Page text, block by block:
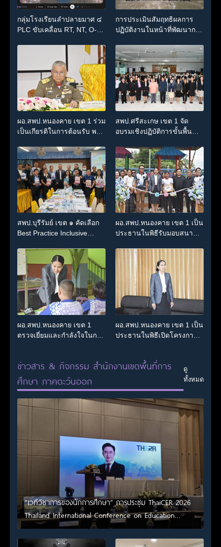
กลุ่มโรงเรียนลำปลายมาศ ๔
PLC ขับเคลื่อน RT, NT, O-
การประเมินสัมฤทธิผลการ
ปฏิบัติงานในหน้าที่พัฒนาการ
การสถานศึกษา
ผอ.สพป.หนองคาย เขต 1 ร่วม
เป็นเกียรติในการต้อนรับ พล
องคมนตรี ประธานกรรมการ
บริหารมูลนิธิราชประชานุ
เคราะห์ ในพระบรม
ราชูปถัมภ์ ไปตรวจเยี่ยม
โรงเรียนราชประชานุ
เคราะห์ 14
สพป.ศรีสะเกษ เขต 1 จัด
อบรมเชิงปฏิบัติการขั้นพื้น
วิทยาศาสตร์น้อย ประเทศไทย
ระดับปฐมวัย
สพป.บุรีรัมย์ เขต ๑ คัดเลือก
Best Practice Inclusive
ผอ.สพป.หนองคาย เขต 1 เป็น
ประธานในพิธีรับมอบสนาม
โครงการอาหารกลางวัน
โรงเรียนสระใครไชยานุ
เคราะห์
ผอ.สพป.หนองคาย เขต 1
ตรวจเยี่ยมและกำลังใจในการ
ผอ.สพป.หนองคาย เขต 1 เป็น
ประธานในพิธีเปิดโครงการ
ติดในสถานศึกษา ประจำ
ปีงบประมาณ พ.ศ.2569
(OBEC Sharing Happiness
Camp : OSH Camp)
ข่าวสาร & กิจกรรม สำนักงานเขตพื้นที่การ
ศึกษา ภาคตะวันออก
ดู
ทั้งหมด
“เวทีวิชาการของนักการศึกษา” การประชุม ThaiCER 2026
Thailand International Conference on Education
Research (ThaiCER) 2026